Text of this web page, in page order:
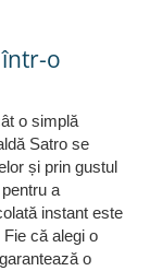
o
o simplă
Satro se
și prin gustul
a
instant este
că alegi o
o